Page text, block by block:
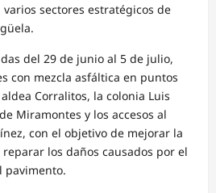
sectores estratégicos de
del 29 de junio al 5 de julio,
con mezcla asfáltica en puntos
Corralitos, la colonia Luis
Miramontes y los accesos al
con el objetivo de mejorar la
los daños causados por el
pavimento.